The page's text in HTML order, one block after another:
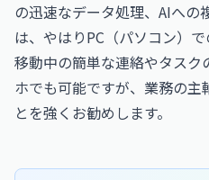
の迅速なデータ処理、AIへの
は、やはりPC（パソコン）で
移動中の簡単な連絡やタス
ホでも可能ですが、業務の主
とを強くお勧めします。